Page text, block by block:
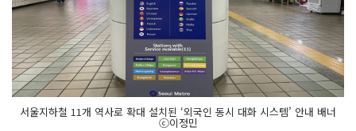
서울지하철 11개 역사로 확대 설치된 ‘외국인 동시 대화 시스템’ 안내 배너
ⓒ이정민